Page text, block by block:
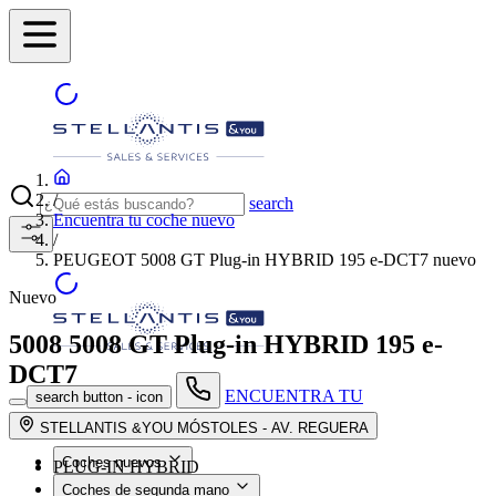
search
search button - icon
ENCUENTRA TU
CONCESIONARIO
Coches nuevos
Coches de segunda mano
/
Encuentra tu coche nuevo
/
PEUGEOT 5008 GT Plug-in HYBRID 195 e-DCT7 nuevo
Nuevo
50085008 GT Plug-in HYBRID 195 e-
DCT7
STELLANTIS &YOU MÓSTOLES - AV. REGUERA
PLUG-IN HYBRID